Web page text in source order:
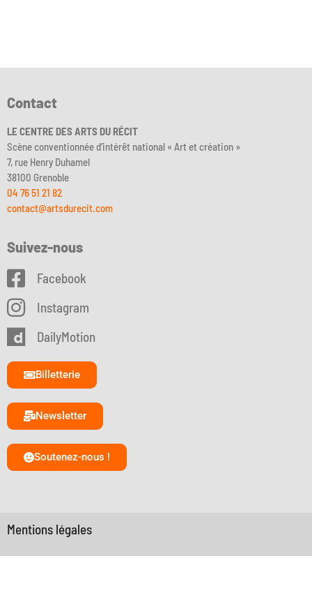
Contact
LE CENTRE DES ARTS DU RÉCIT
Scène conventionnée d’intérêt national « Art et création »
7, rue Henry Duhamel
38100 Grenoble
04 76 51 21 82
contact@artsdurecit.com
Suivez-nous
Facebook
Instagram
DailyMotion
Billetterie
Newsletter
Soutenez-nous !
Mentions légales